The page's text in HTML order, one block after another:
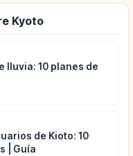
Kyoto
lluvia: 10 planes de
de Kioto: 10
| Guía